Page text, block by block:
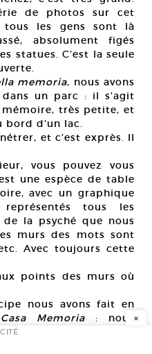
de photos sur cet
les gens sont là
absolument figés
statues. C’est la seule
memoria, nous avons
un parc : il s’agit
très petite, et
bord d’un lac.
et c’est exprès. Il
vous pouvez vous
une espèce de table
avec un graphique
tous les
la psyché que nous
murs des mots sont
Avec toujours cette
points des murs où
nous avons fait en
Memoria : nous
toujours sur le
×